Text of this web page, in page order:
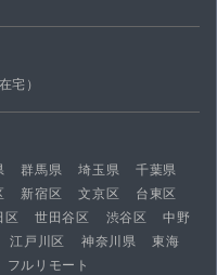
宅）
群馬県 埼玉県
千葉県
新宿区 文京区
台東区
区 世田谷区 渋谷区
中野
江戸川区 神奈川県
東海
フルリモート